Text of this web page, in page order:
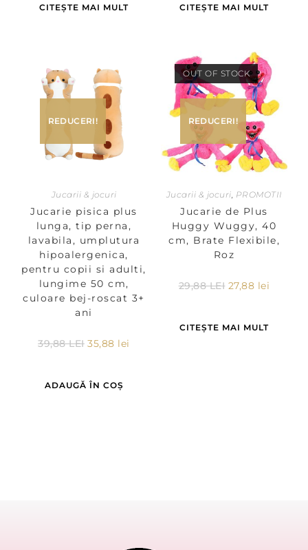
CITEȘTE MAI MULT CITEȘTE MAI MULT
REDUCERI!
Jucarii & jocuri
Jucarie pisica plus
lunga, tip perna,
lavabila, umplutura
hipoalergenica,
pentru copii si adulti,
lungime 50 cm,
culoare bej-roscat 3+
ani
39,88LEI 35,88 lei
ADAUGĂ ÎN COȘ
OUT OF STOCK
REDUCERI!
Jucarii & jocuri PROMOTII
Jucarie de Plus
Huggy Wuggy, 40
cm, Brate Flexibile,
Roz
29,88LEI 27,88 lei
CITEȘTE MAI MULT